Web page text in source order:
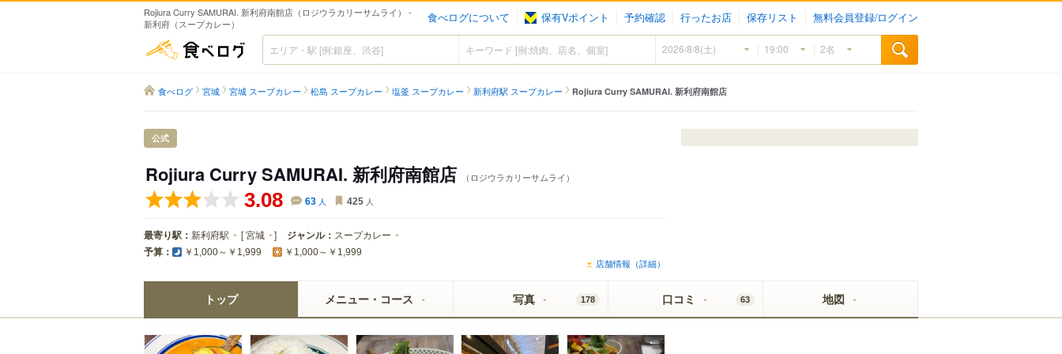
Rojiura Curry SAMURAI. 新利府南館店（ロジウラカリーサムライ） -
新利府（スープカレー）
食べログについて 保有Vポイント 予約確認 行ったお店 保存リスト 無料会員登録/ログイン
食べログ
食べログ 宮城 宮城 スープカレー 松島 スープカレー 塩釜 スープカレー 新利府駅 スープカレー Rojiura Curry SAMURAI. 新利府南館店
公式
Rojiura Curry SAMURAI. 新利府南館店 （ロジウラカリーサムライ）
3.08 63 人 425 人
最寄り駅： 新利府駅 [宮城 ] ジャンル： スープカレー
予算： ￥1,000～￥1,999 ￥1,000～￥1,999
店舗情報（詳細）
トップ メニュー・コース 写真 178 口コミ 63 地図